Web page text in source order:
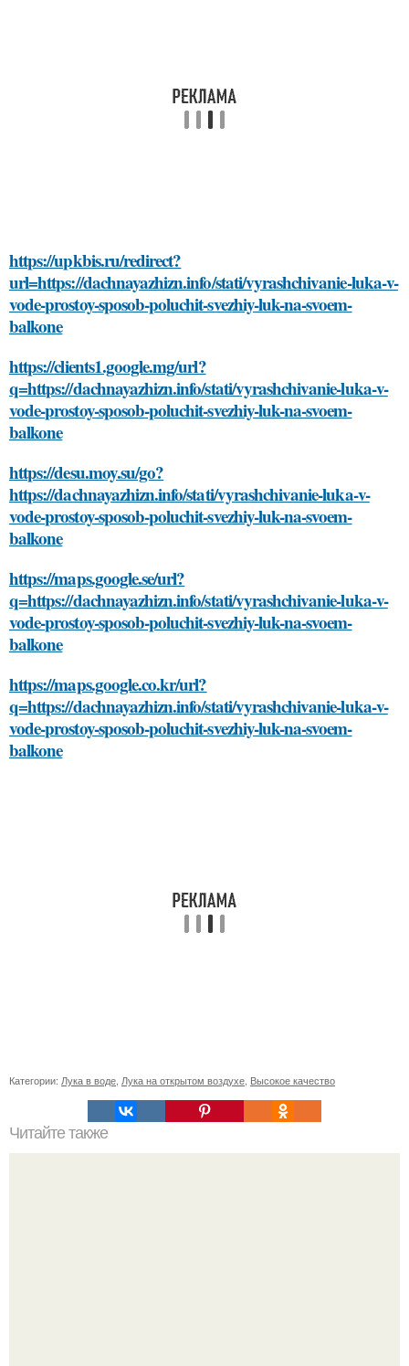
https://upkbis.ru/redirect?
url=https://dachnayazhizn.info/stati/vyrashchivanie-luka-v-
vode-prostoy-sposob-poluchit-svezhiy-luk-na-svoem-
balkone
https://clients1.google.mg/url?
q=https://dachnayazhizn.info/stati/vyrashchivanie-luka-v-
vode-prostoy-sposob-poluchit-svezhiy-luk-na-svoem-
balkone
https://desu.moy.su/go?
https://dachnayazhizn.info/stati/vyrashchivanie-luka-v-
vode-prostoy-sposob-poluchit-svezhiy-luk-na-svoem-
balkone
https://maps.google.se/url?
q=https://dachnayazhizn.info/stati/vyrashchivanie-luka-v-
vode-prostoy-sposob-poluchit-svezhiy-luk-na-svoem-
balkone
https://maps.google.co.kr/url?
q=https://dachnayazhizn.info/stati/vyrashchivanie-luka-v-
vode-prostoy-sposob-poluchit-svezhiy-luk-na-svoem-
balkone
Категории: Лука в воде Лука на открытом воздухе Высокое качество
Читайте также